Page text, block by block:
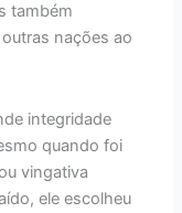
também
nações ao
integridade
quando foi
vingativa
ele escolheu